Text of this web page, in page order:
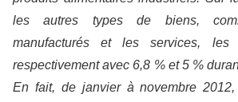
les autres types de biens,
manufacturés et les services,
respectivement avec 6,8 % et 5 %
En fait, de janvier à novembre